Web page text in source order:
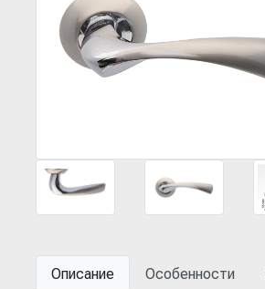
Описание Особенности